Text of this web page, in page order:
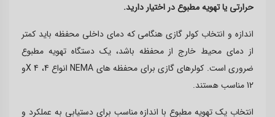
حرارتی یا تهویه مطبوع در اختیار دارید.
اندازه و انتخاب کولر گازی هنگامی که دمای داخلی محفظه باید کمتر
از دمای محیط خارج از محفظه باشد، یک دستگاه تهویه مطبوع
ضروری است. کولرهای گازی برای محفظه های NEMA انواع 4، 4 Xو
12 مناسب هستند
.
انتخاب یک تهویه مطبوع با اندازه مناسب برای دستیابی به عملکرد و